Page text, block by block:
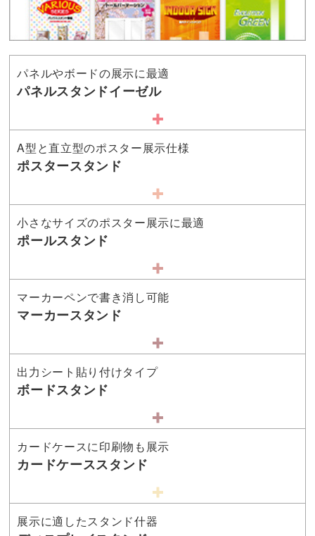
パネルやボードの展示に最適
パネルスタンドイーゼル
A型と直立型のポスター展示仕様
ポスタースタンド
小さなサイズのポスター展示に最適
ポールスタンド
マーカーペンで書き消し可能
マーカースタンド
出力シート貼り付けタイプ
ボードスタンド
カードケースに印刷物も展示
カードケーススタンド
展示に適したスタンド什器